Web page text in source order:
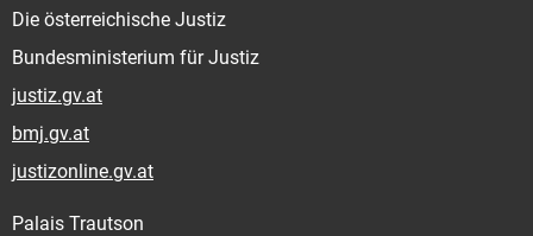
Die österreichische Justiz
Bundesministerium für Justiz
justiz.gv.at
bmj.gv.at
justizonline.gv.at
Palais Trautson